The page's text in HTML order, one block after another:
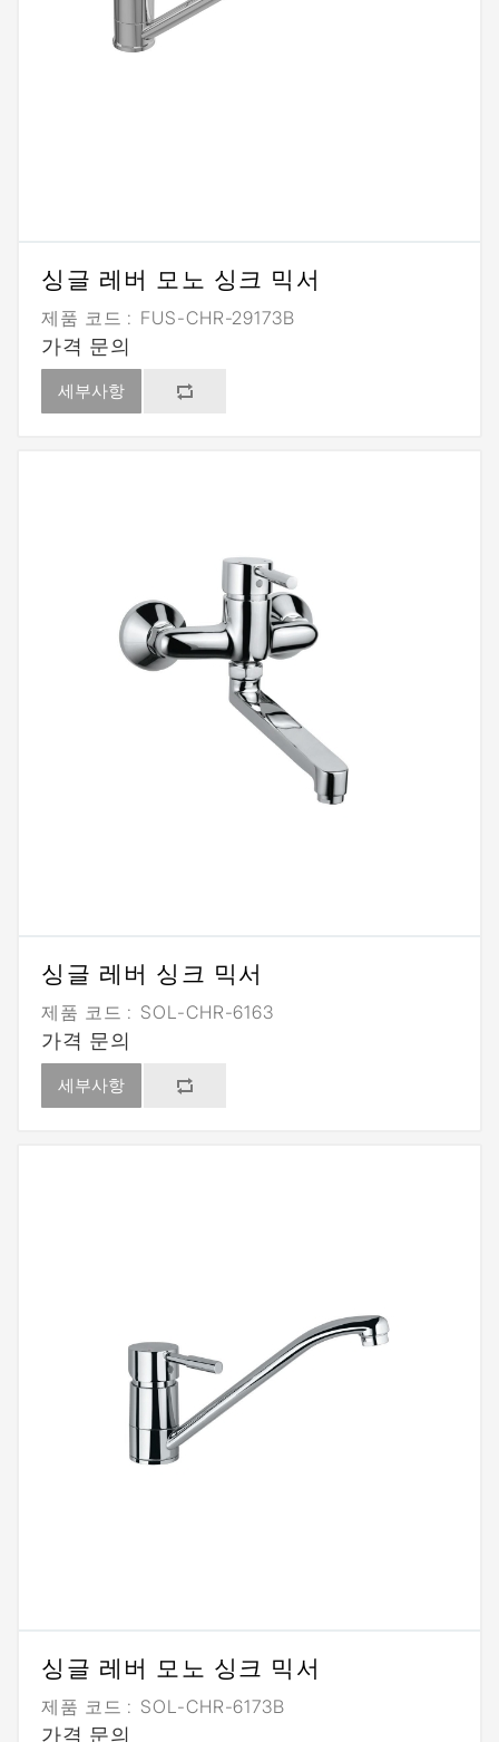
싱글 레버 모노 싱크 믹서
제품 코드 : FUS-CHR-29173B
가격 문의
세부사항
싱글 레버 싱크 믹서
제품 코드 : SOL-CHR-6163
가격 문의
세부사항
싱글 레버 모노 싱크 믹서
제품 코드 : SOL-CHR-6173B
가격 문의